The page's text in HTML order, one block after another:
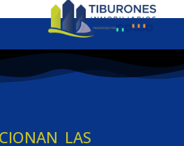
LAS